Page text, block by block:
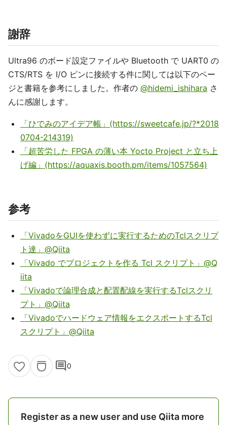
謝辞
Ultra96 のボード設定ファイルや Bluetooth で UART0 の
CTS/RTS を I/O ピンに接続する件に関しては以下のペー
ジと書籍を参考にしました。作者の @hidemi_ishihara さ
んに感謝します。
「ひでみのアイデア帳」(https://sweetcafe.jp/?*2018
0704-214319)
「超苦労した FPGA の薄い本 Yocto Project と立ち上
げ編」(https://aquaxis.booth.pm/items/1057564)
参考
「VivadoをGUIを使わずに実行するためのTclスクリプ
ト達」@Qiita
「Vivado でプロジェクトを作る Tcl スクリプト」@Q
iita
「Vivadoで論理合成と配置配線を実行するTclスクリ
プト」@Qiita
「Vivadoでハードウェア情報をエクスポートするTcl
スクリプト」@Qiita
comment0
Register as a new user and use Qiita more